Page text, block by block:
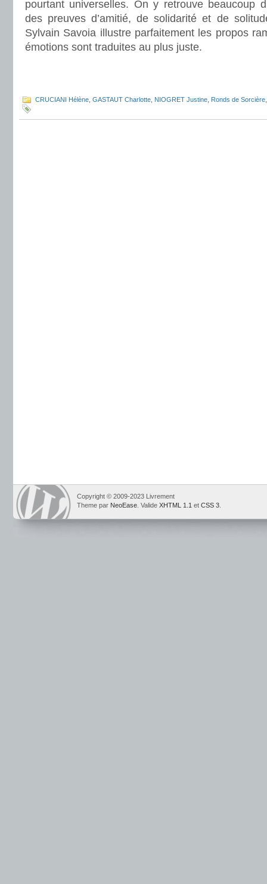
pourtant universelles. On y retrouve beaucoup
des preuves d’amitié, de solidarité et de
Sylvain Savoia illustre parfaitement les propos
émotions sont traduites au plus juste.
CRUCIANI Hélène GASTAUT Charlotte NIOGRET Justine Ronds de Sorcière
Copyright © 2009-2023 Livrement
Theme par NeoEase . Valide XHTML 1.1 et CSS 3